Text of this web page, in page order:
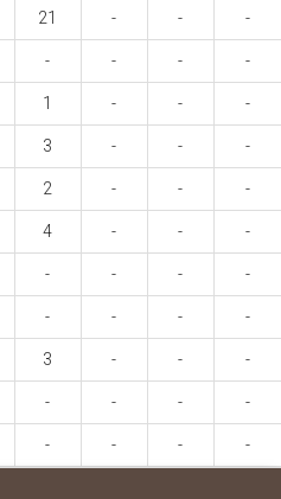
21 - - -
- - - -
1 - - -
3 - - -
2 - - -
4 - - -
- - - -
- - - -
3 - - -
- - - -
- - - -